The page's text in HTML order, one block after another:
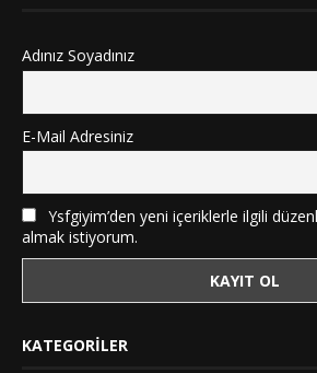
Adınız Soyadınız
E-Mail Adresiniz
Ysfgiyim’den yeni içeriklerle ilgili
almak istiyorum.
KATEGORILER